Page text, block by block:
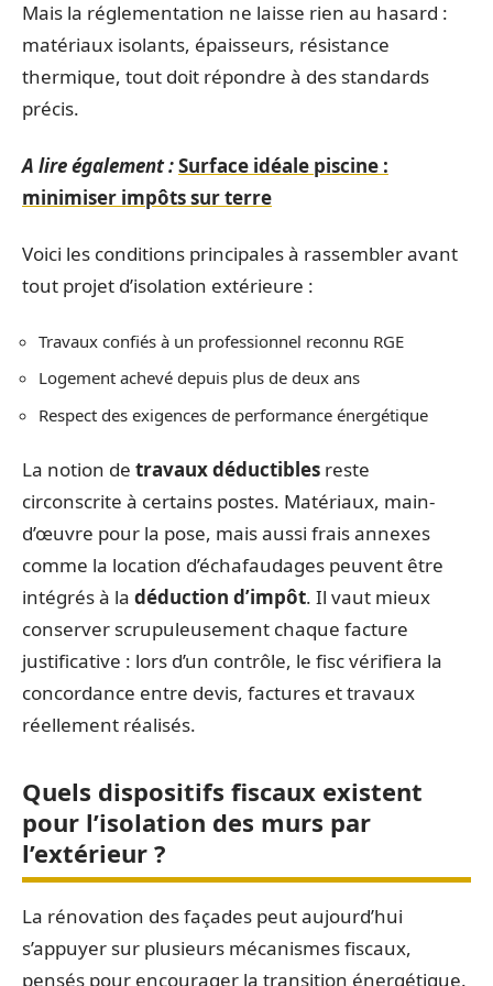
Mais la réglementation ne laisse rien au hasard :
matériaux isolants, épaisseurs, résistance
thermique, tout doit répondre à des standards
précis.
A lire également :Surface idéale piscine :
minimiser impôts sur terre
Voici les conditions principales à rassembler avant
tout projet d’isolation extérieure :
Travaux confiés à un professionnel reconnu RGE
Logement achevé depuis plus de deux ans
Respect des exigences de performance énergétique
La notion de travaux déductibles reste
circonscrite à certains postes. Matériaux, main-
d’œuvre pour la pose, mais aussi frais annexes
comme la location d’échafaudages peuvent être
intégrés à la déduction d’impôt. Il vaut mieux
conserver scrupuleusement chaque facture
justificative : lors d’un contrôle, le fisc vérifiera la
concordance entre devis, factures et travaux
réellement réalisés.
Quels dispositifs fiscaux existent
pour l’isolation des murs par
l’extérieur ?
La rénovation des façades peut aujourd’hui
s’appuyer sur plusieurs mécanismes fiscaux,
pensés pour encourager la transition énergétique.